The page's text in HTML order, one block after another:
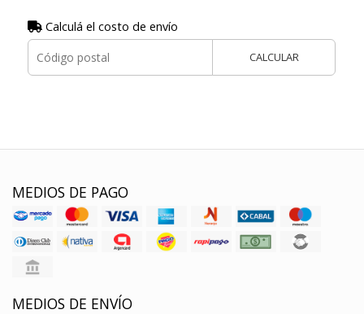
Calculá el costo de envío
CALCULAR
MEDIOS DE PAGO
MEDIOS DE ENVÍO